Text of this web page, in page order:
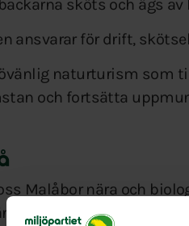
sköts och ägs
ansvarar för drift,
naturturism som
och fortsätta
Malåbor nära och
stigar och stränder är